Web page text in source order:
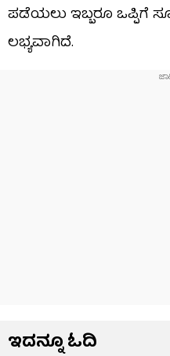
ಪಡೆಯಲು ಇಬ್ಬರೂ ಒಪ್ಪಿಗೆ
ಲಭ್ಯವಾಗಿದೆ.
ಇದನ್ನೂ ಓದಿ